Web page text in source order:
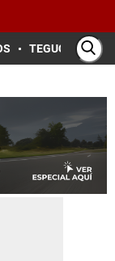
TEGUCIGALPA